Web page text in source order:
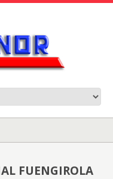
FUENGIROLA